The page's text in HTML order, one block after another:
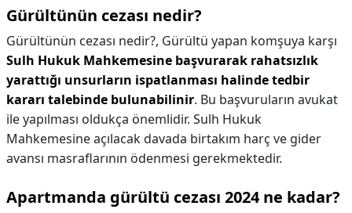
Gürültünün cezası nedir?
Gürültünün cezası nedir?, Gürültü yapan komşuya karşı
Sulh Hukuk Mahkemesine başvurarak rahatsızlık
yarattığı unsurların ispatlanması halinde tedbir
kararı talebinde bulunabilinir. Bu başvuruların avukat
ile yapılması oldukça önemlidir. Sulh Hukuk
Mahkemesine açılacak davada birtakım harç ve gider
avansı masraflarının ödenmesi gerekmektedir.
Apartmanda gürültü cezası 2024 ne kadar?